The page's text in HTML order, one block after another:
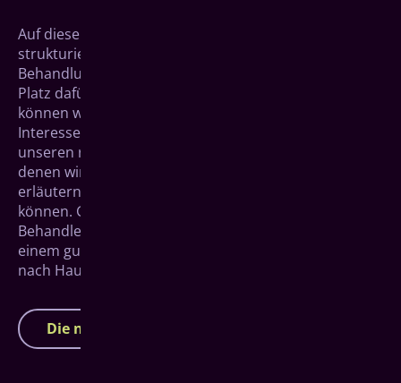
Auf dieser Website möchten wir Ihnen einen
strukturierten Überblick über unsere Implantat-
Behandlung nach dem All-on-4 System geben. Der
Platz dafür ist jedoch begrenzt und jeden Aspekt
können wir hier nicht im Detail aufgreifen. Ist Ihr
Interesse aber geweckt, laden wir Sie herzlich zu
unseren regelmäßigen Info­veranstal­tungen ein, in
denen wir den Behandlungs­verlauf im Detail
erläutern und Ihre persön­lichen Fragen beantworten
können. Ganz nebenbei lernen Sie auch direkt Ihren
Behandler Dr. Philipp Baumgarten kennen und mit
einem guten Gefühl für eine Entscheidung in Haiger
nach Hause fahren.
Die nächsten Infoveranstaltungen